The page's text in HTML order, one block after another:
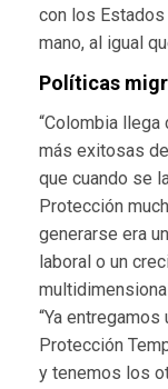
con los Estados
mano, al igual
Políticas
“Colombia
más exitosas
que cuando se
Protección
generarse era
laboral o un
“Ya
Protección
y tenemos los